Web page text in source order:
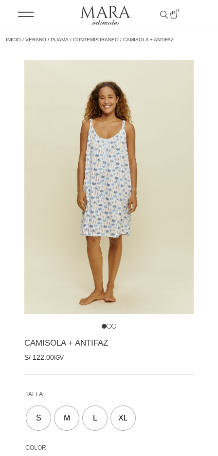
0
INICIO / VERANO / PIJAMA / CONTEMPORANEO / CAMISOLA + ANTIFAZ
CAMISOLA + ANTIFAZ
S/ 122.00 IGV
TALLA
S M L XL
COLOR